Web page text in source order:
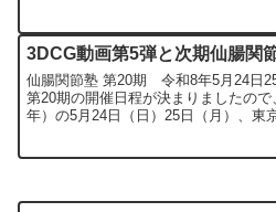
3DCG動画第5弾と次期仙腸関
仙腸関節塾 第20期 令和8年5月24日
第20期の開催日程が決まりましたの
年）の5月24日（日）25日（月）、東